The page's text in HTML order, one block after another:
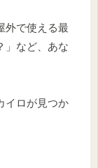
外で使える最
」など、あな
イロが見つか